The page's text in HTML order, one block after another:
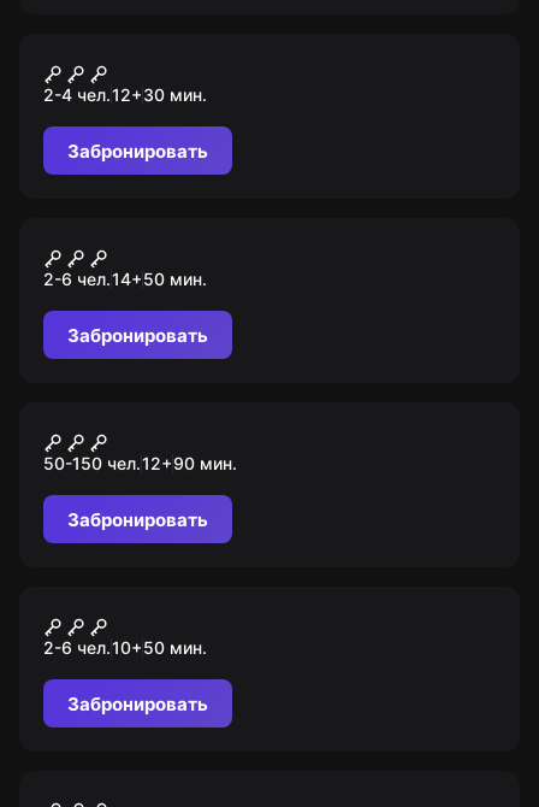
Colony: Code Red
2-4 чел.12+30 мин.
Забронировать
Поместье зла
2-6 чел.14+50 мин.
Забронировать
Секретная вечеринка
50-150 чел.12+90 мин.
Забронировать
Джунгли
2-6 чел.10+50 мин.
Забронировать